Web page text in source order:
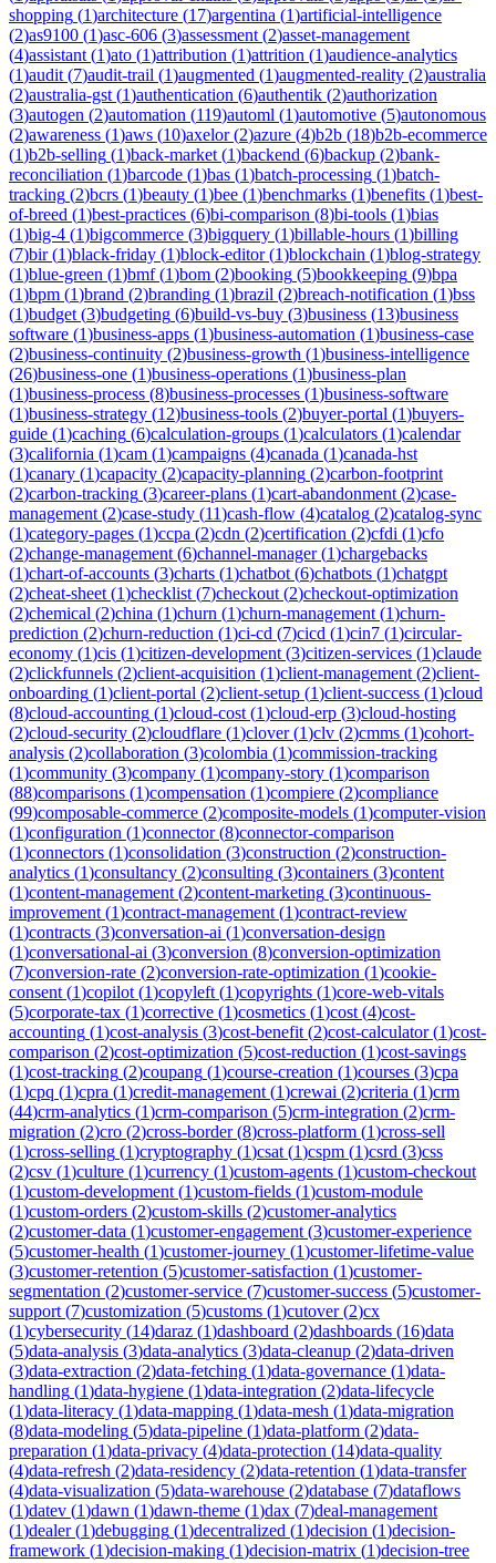
shopping (1)architecture (17)argentina (1)artificial-intelligence
(2)as9100 (1)asc-606 (3)assessment (2)asset-management
(4)assistant (1)ato (1)attribution (1)attrition (1)audience-analytics
(1)audit (7)audit-trail (1)augmented (1)augmented-reality (2)australia
(2)australia-gst (1)authentication (6)authentik (2)authorization
(3)autogen (2)automation (119)automl (1)automotive (5)autonomous
(2)awareness (1)aws (10)axelor(2)azure (4)b2b (18)b2b-ecommerce
(1)b2b-selling (1)back-market (1)backend (6)backup (2)bank-
reconciliation (1)barcode (1)bas (1)batch-processing (1)batch-
tracking (2)bcrs (1)beauty (1)bee (1)benchmarks (1)benefits (1)best-
of-breed (1)best-practices (6)bi-comparison (8)bi-tools (1)bias
(1)big-4 (1)bigcommerce (3)bigquery (1)billable-hours (1)billing
(7)bir(1)black-friday (1)block-editor(1)blockchain (1)blog-strategy
(1)blue-green (1)bmf(1)bom (2)booking (5)bookkeeping (9)bpa
(1)bpm (1)brand (2)branding (1)brazil (2)breach-notification (1)bss
(1)budget (3)budgeting (6)build-vs-buy (3)business (13)business
software (1)business-apps (1)business-automation (1)business-case
(2)business-continuity (2)business-growth (1)business-intelligence
(26)business-one (1)business-operations (1)business-plan
(1)business-process (8)business-processes (1)business-software
(1)business-strategy (12)business-tools (2)buyer-portal (1)buyers-
guide (1)caching (6)calculation-groups (1)calculators (1)calendar
(3)california (1)cam (1)campaigns (4)canada (1)canada-hst
(1)canary (1)capacity (2)capacity-planning (2)carbon-footprint
(2)carbon-tracking (3)career-plans (1)cart-abandonment (2)case-
management (2)case-study (11)cash-flow (4)catalog (2)catalog-sync
(1)category-pages (1)ccpa (2)cdn (2)certification (2)cfdi (1)cfo
(2)change-management (6)channel-manager(1)chargebacks
(1)chart-of-accounts (3)charts (1)chatbot (6)chatbots (1)chatgpt
(2)cheat-sheet (1)checklist (7)checkout (2)checkout-optimization
(2)chemical (2)china (1)churn (1)churn-management (1)churn-
prediction (2)churn-reduction (1)ci-cd (7)cicd (1)cin7 (1)circular-
economy (1)cis (1)citizen-development (3)citizen-services (1)claude
(2)clickfunnels (2)client-acquisition (1)client-management (2)client-
onboarding (1)client-portal (2)client-setup (1)client-success (1)cloud
(8)cloud-accounting (1)cloud-cost (1)cloud-erp (3)cloud-hosting
(2)cloud-security (2)cloudflare (1)clover(1)clv (2)cmms (1)cohort-
analysis (2)collaboration (3)colombia (1)commission-tracking
(1)community (3)company (1)company-story (1)comparison
(88)comparisons (1)compensation (1)compiere (2)compliance
(99)composable-commerce (2)composite-models (1)computer-vision
(1)configuration (1)connector(8)connector-comparison
(1)connectors (1)consolidation (3)construction (2)construction-
analytics (1)consultancy (2)consulting (3)containers (3)content
(1)content-management (2)content-marketing (3)continuous-
improvement (1)contract-management (1)contract-review
(1)contracts (3)conversation-ai (1)conversation-design
(1)conversational-ai (3)conversion (8)conversion-optimization
(7)conversion-rate (2)conversion-rate-optimization (1)cookie-
consent (1)copilot (1)copyleft (1)copyrights (1)core-web-vitals
(5)corporate-tax (1)corrective (1)cosmetics (1)cost (4)cost-
accounting (1)cost-analysis (3)cost-benefit (2)cost-calculator(1)cost-
comparison (2)cost-optimization (5)cost-reduction (1)cost-savings
(1)cost-tracking (2)coupang (1)course-creation (1)courses (3)cpa
(1)cpq (1)cpra (1)credit-management (1)crewai (2)criteria (1)crm
(44)crm-analytics (1)crm-comparison (5)crm-integration (2)crm-
migration (2)cro (2)cross-border(8)cross-platform (1)cross-sell
(1)cross-selling (1)cryptography (1)csat (1)cspm (1)csrd (3)css
(2)csv (1)culture (1)currency (1)custom-agents (1)custom-checkout
(1)custom-development (1)custom-fields (1)custom-module
(1)custom-orders (2)custom-skills (2)customer-analytics
(2)customer-data (1)customer-engagement (3)customer-experience
(5)customer-health (1)customer-journey (1)customer-lifetime-value
(3)customer-retention (5)customer-satisfaction (1)customer-
segmentation (2)customer-service (7)customer-success (5)customer-
support (7)customization (5)customs (1)cutover(2)cx
(1)cybersecurity (14)daraz (1)dashboard (2)dashboards (16)data
(5)data-analysis (3)data-analytics (3)data-cleanup (2)data-driven
(3)data-extraction (2)data-fetching (1)data-governance (1)data-
handling (1)data-hygiene (1)data-integration (2)data-lifecycle
(1)data-literacy (1)data-mapping (1)data-mesh (1)data-migration
(8)data-modeling (5)data-pipeline (1)data-platform (2)data-
preparation (1)data-privacy (4)data-protection (14)data-quality
(4)data-refresh (2)data-residency (2)data-retention (1)data-transfer
(4)data-visualization (5)data-warehouse (2)database (7)dataflows
(1)datev (1)dawn (1)dawn-theme (1)dax (7)deal-management
(1)dealer(1)debugging (1)decentralized (1)decision (1)decision-
framework (1)decision-making (1)decision-matrix (1)decision-tree